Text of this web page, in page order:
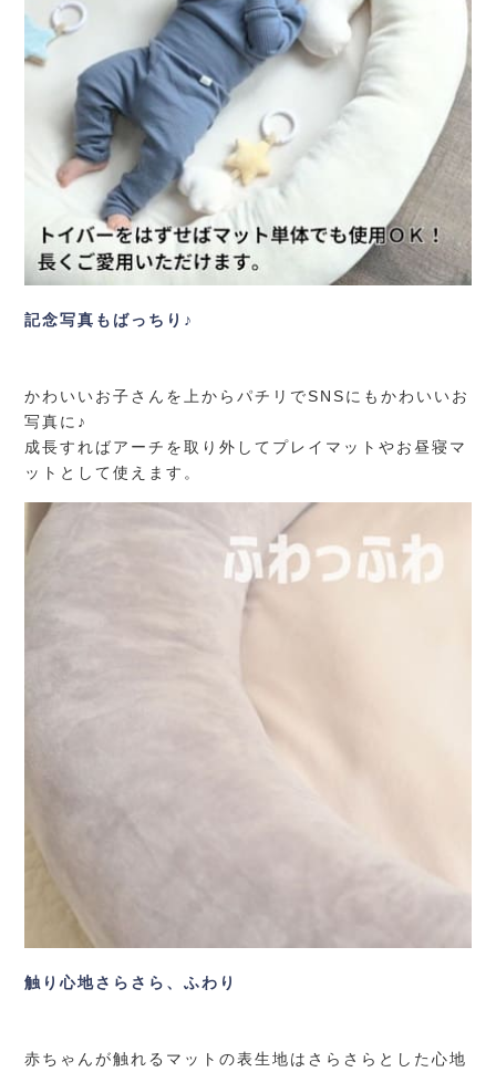
記念写真もばっちり♪
かわいいお子さんを上からパチリでSNSにもかわいいお
写真に♪
成長すればアーチを取り外してプレイマットやお昼寝マ
ットとして使えます。
触り心地さらさら、ふわり
赤ちゃんが触れるマットの表生地はさらさらとした心地